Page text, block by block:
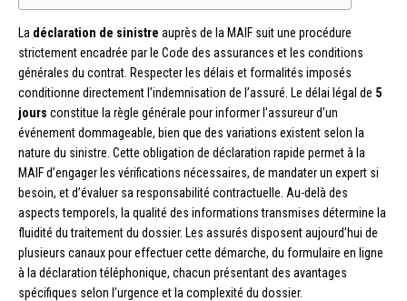
La déclaration de sinistre auprès de la MAIF suit une procédure
strictement encadrée par le Code des assurances et les conditions
générales du contrat. Respecter les délais et formalités imposés
conditionne directement l’indemnisation de l’assuré. Le délai légal de 5
jours constitue la règle générale pour informer l’assureur d’un
événement dommageable, bien que des variations existent selon la
nature du sinistre. Cette obligation de déclaration rapide permet à la
MAIF d’engager les vérifications nécessaires, de mandater un expert si
besoin, et d’évaluer sa responsabilité contractuelle. Au-delà des
aspects temporels, la qualité des informations transmises détermine la
fluidité du traitement du dossier. Les assurés disposent aujourd’hui de
plusieurs canaux pour effectuer cette démarche, du formulaire en ligne
à la déclaration téléphonique, chacun présentant des avantages
spécifiques selon l’urgence et la complexité du dossier.